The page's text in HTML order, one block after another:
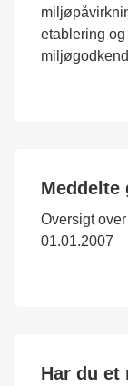
etablering
Meddelte
Oversigt
01.01.2007
Har du